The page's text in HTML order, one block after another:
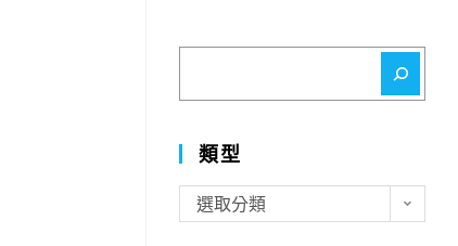
類型
型
選取分類